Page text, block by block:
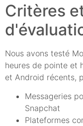
Critères
Nous avons testé
heures de pointe et
et Android récents,
Messageries
Snapchat
Plateformes